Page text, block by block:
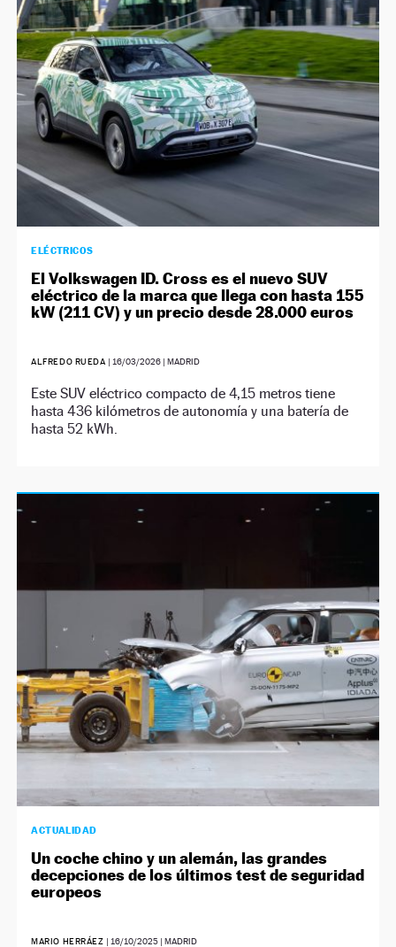
NEWSLETTER
SÍGUENOS
ELÉCTRICOS
El Volkswagen ID. Cross es el nuevo SUV
eléctrico de la marca que llega con hasta 155
kW (211 CV) y un precio desde 28.000 euros
ALFREDO RUEDA | 16/03/2026| MADRID
Este SUV eléctrico compacto de 4,15 metros tiene
hasta 436 kilómetros de autonomía y una batería de
hasta 52 kWh.
ACTUALIDAD
Un coche chino y un alemán, las grandes
decepciones de los últimos test de seguridad
europeos
MARIO HERRÁEZ | 16/10/2025| MADRID